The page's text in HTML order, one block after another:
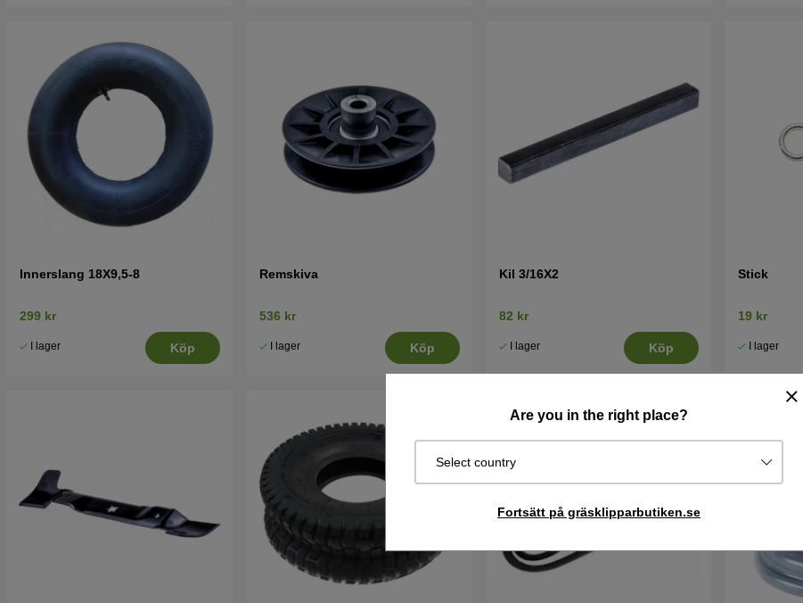
Are you in the right place?
Select country
Fortsätt på gräsklipparbutiken.se
Innerslang 18X9,5-8
299 kr
I lager Köp
Remskiva
536 kr
I lager Köp
Kil 3/16X2
82 kr
I lager Köp
Stick
19 kr
I lager